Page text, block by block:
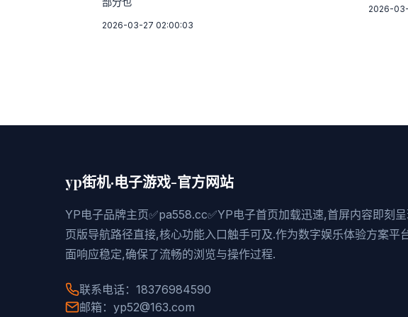
2026-03-27 02:00:03
2026-
yp街机·电子游戏-官方网站
YP电子品牌主页✅pa558.cc✅YP电子首页加载迅速,首屏内容即刻呈
页版导航路径直接,核心功能入口触手可及.作为数字娱乐体验方案平
面响应稳定,确保了流畅的浏览与操作过程.
联系电话：18376984590
邮箱：yp52@163.com